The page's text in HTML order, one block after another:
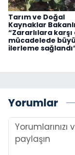
Tarım ve Doğal
Kaynaklar
“Zararlılara
mücadelede
ilerleme
Yorumlar